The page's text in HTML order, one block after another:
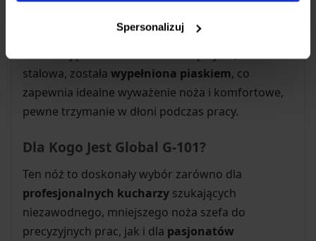
Spersonalizuj
która gwarantuje długotrwałą ostrość, odporność
stalowa, została wypełniona piaskiem, co
zapewnia idealne wyważenie noża i komfortowe,
pewne trzymanie w dłoni podczas pracy.
Dla Kogo Jest Global G-101?
Ten nóż to doskonały wybór zarówno dla
profesjonalnych kucharzy szukających
niezawodnego, mniejszego noża szefa do
precyzyjnych prac, jak i dla pasjonatów